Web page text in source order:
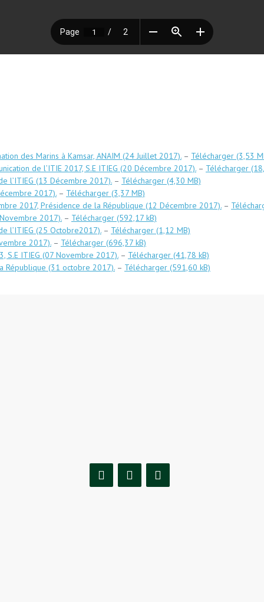
des Marins à Kamsar, ANAIM (24 Juillet 2017). – Télécharger
de l’ITIE 2017, S.E ITIEG (20 Décembre 2017). – Télécharger
l’ITIEG (13 Décembre 2017). – Télécharger
2017). – Télécharger
2017, Présidence de la République (12 Décembre 2017). –
2017). – Télécharger
l’ITIEG (25 Octobre2017). – Télécharger
2017). – Télécharger
S.E ITIEG (07 Novembre 2017). – Télécharger
République (31 octobre 2017). – Télécharger